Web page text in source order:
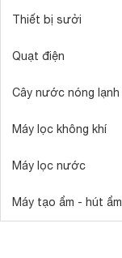
Thiết bị sưởi
Quạt điện
Cây nước nóng lạnh
Máy lọc không khí
Máy lọc nước
Máy tạo ẩm - hút ẩm